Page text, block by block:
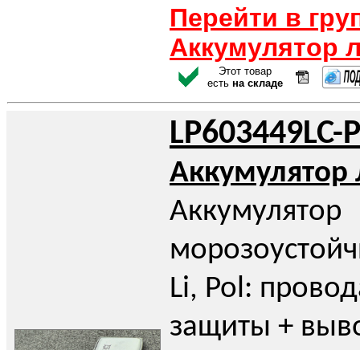
Перейти в
Аккумулятор
Этот товар
есть на складе
LP603449LC-
Аккумулятор
Аккумулятор
Li, Pol:
защиты +